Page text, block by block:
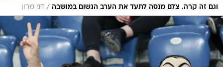
וגם זה קרה. צלם מנסה לתעד את הערב הגשום במושבה / דני מרון